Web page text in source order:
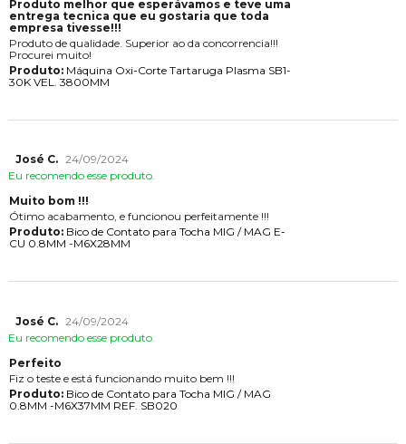
Produto melhor que esperávamos e teve uma
entrega tecnica que eu gostaria que toda
empresa tivesse!!!
Produto de qualidade. Superior ao da concorrencia!!!
Procurei muito!
Produto:Máquina Oxi-Corte Tartaruga Plasma SB1-
30K VEL. 3800MM
José C. 24/09/2024
Eu recomendo esse produto.
Muito bom !!!
Ótimo acabamento, e funcionou perfeitamente !!!
Produto:Bico de Contato para Tocha MIG / MAG E-
CU 0.8MM -M6X28MM
José C. 24/09/2024
Eu recomendo esse produto.
Perfeito
Fiz o teste e está funcionando muito bem !!!
Produto:Bico de Contato para Tocha MIG / MAG
0.8MM -M6X37MM REF. SB020